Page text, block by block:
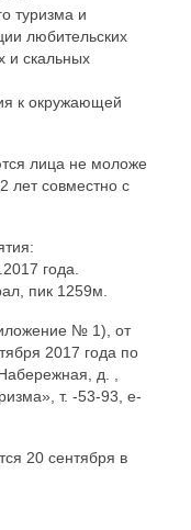
туризма и
любительских
и скальных
к окружающей
лица не моложе
лет совместно с
года.
пик 1259м.
№ 1), от
2017 года по
д. ,
т. -53-93, e-
20 сентября в